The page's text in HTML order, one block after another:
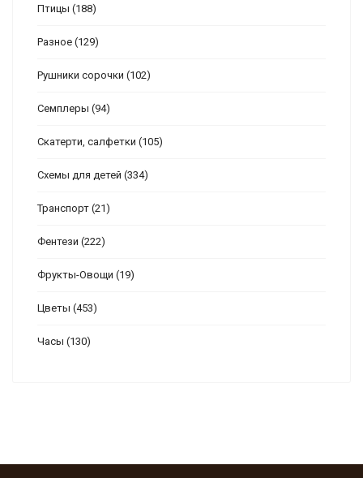
Птицы (188)
Разное (129)
Рушники сорочки (102)
Семплеры (94)
Скатерти, салфетки (105)
Схемы для детей (334)
Транспорт (21)
Фентези (222)
Фрукты-Овощи (19)
Цветы (453)
Часы (130)